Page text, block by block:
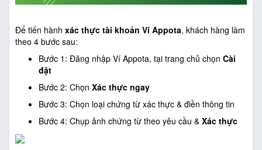
Để tiến hành xác thực tài khoản Ví Appota, khách hàng làm
theo 4 bước sau:
Bước 1: Đăng nhập Ví Appota, tại trang chủ chọn Cài
đặt
Bước 2: Chọn Xác thực ngay
Bước 3: Chọn loại chứng từ xác thực & điền thông tin
Bước 4: Chụp ảnh chứng từ theo yêu cầu & Xác thực